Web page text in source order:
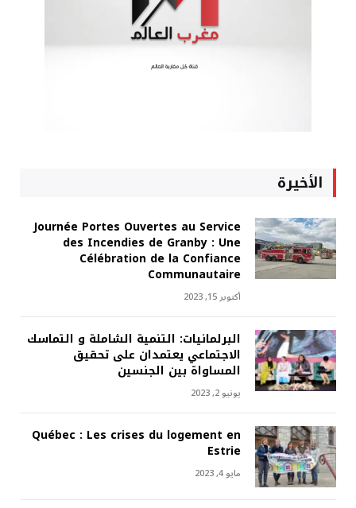
الأخيرة
Journée Portes Ouvertes au Service
des Incendies de Granby : Une
Célébration de la Confiance
Communautaire
أكتوبر 15, 2023
البرلمانيات: التنمية الشاملة و التماسك
الاجتماعي يعتمدان على تحقيق
المساواة بين الجنسين
يونيو 2, 2023
Québec : Les crises du logement en
Estrie
مايو 4, 2023